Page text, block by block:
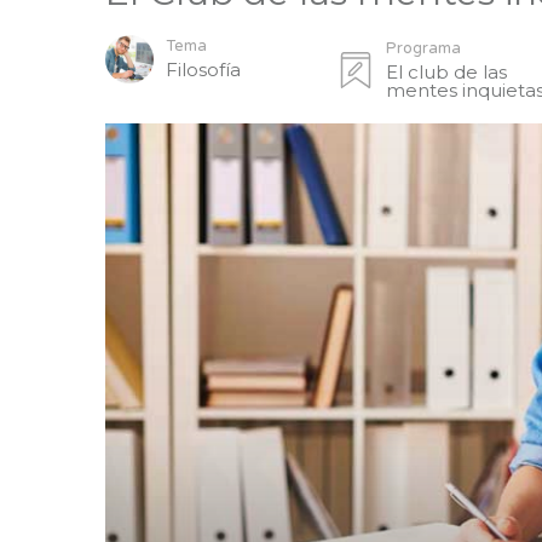
Tema
Filosofía
Programa
El club de las
mentes